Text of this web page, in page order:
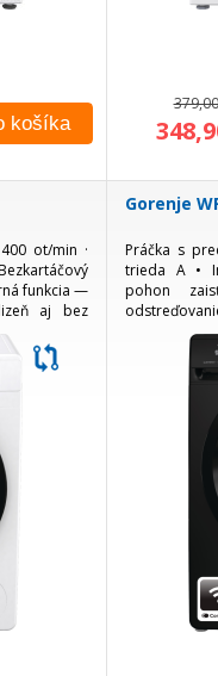
košíka
ot/min ·
funkcia —
aj bez
—
Gorenje
Práčka s
trieda A •
pohon
ovládate